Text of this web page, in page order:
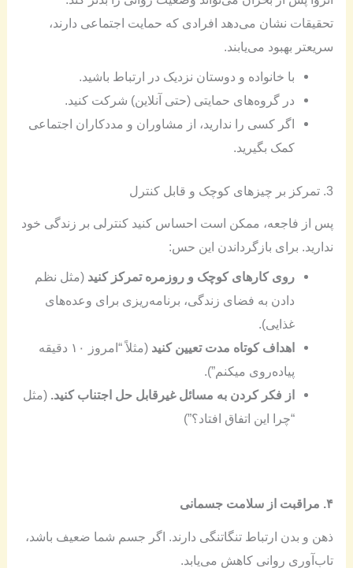
تحقیقات نشان می‌دهد افرادی که حمایت اجتماعی دارند،
سریعتر بهبود می‌یابند.
با خانواده و دوستان نزدیک در ارتباط باشید.
در گروه‌های حمایتی (حتی آنلاین) شرکت کنید.
اگر کسی را ندارید، از مشاوران و مددکاران اجتماعی
کمک بگیرید.
3. تمرکز بر چیزهای کوچک و قابل کنترل
پس از فاجعه، ممکن است احساس کنید کنترلی بر زندگی خود
ندارید. برای بازگرداندن این حس:
روی کارهای کوچک و روزمره تمرکز کنید (مثل نظم
دادن به فضای زندگی، برنامه‌ریزی برای وعده‌های
غذایی).
اهداف کوتاه مدت تعیین کنید
(مثلاً “امروز ۱۰ دقیقه
پیاده‌روی میکنم”).
از فکر کردن به مسائل غیرقابل حل اجتناب کنید. (مثل
“چرا این اتفاق افتاد؟”)
۴. مراقبت از سلامت جسمانی
ذهن و بدن ارتباط تنگاتنگی دارند. اگر جسم شما ضعیف باشد،
تاب‌آوری روانی کاهش می‌یابد.